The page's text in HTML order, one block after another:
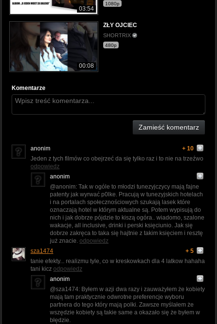
03:54
1080p
00:08
ZŁY OJCIEC
SHORTRIX
480p
Komentarze
Zamieść komentarz
anonim
+ 10
Jeden z tych filmów co obejrzeć da się tylko raz i to nie na trzeźwo
odpowiedz
anonim
@anonim: Tak w ogóle to młodzi tunezyjczycy mają fajne
patenty jak wyrwać p0lke. Pracują w tunezyjskich hotelach
i na portalach społecznościowych szukają lasek które
oznaczają hotel w którym aktualne są. Potem wypisują do
nich i jak dobrze pójdzie to kiszą ogóra.. wiadomo, szalone
wakacje, all inclusive, drinki i perski księciunio. Jak się
dobrze zakręca to taka się hajtnie z takim księciem i resztę
już znacie. odpowiedz
sza1474
+ 5
tanie efekty... realizmu tyle, co w kreskowkach dla 4 latkow hahaha
tani kicz odpowiedz
anonim
@sza1474: Byłem w azji dwa razy i zauważyłem że kobiety
mają tam praktycznie odwrotne preferencje wyboru
partnera do tego który mają polki. Zawsze myślałem że
wszędzie kobiety są takie same a okazało się że byłem w
błędzie.